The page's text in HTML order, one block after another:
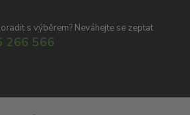
s výběrem? Neváhejte se zeptat
266 566